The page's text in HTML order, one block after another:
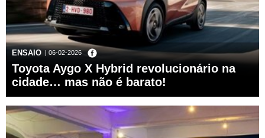
ENSAIO | 06-02-2026
Toyota Aygo X Hybrid revolucionário na
cidade… mas não é barato!